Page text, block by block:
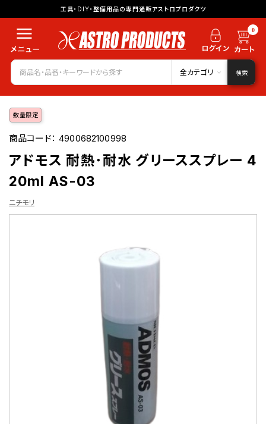
工具・DIY・整備用品の専門通販アストロプロダクツ
0
全カテゴリ 検索
数量限定
商品コード：4900682100998
アドモス 耐熱･耐水 グリーススプレー 4
20ml AS-03
ニチモリ